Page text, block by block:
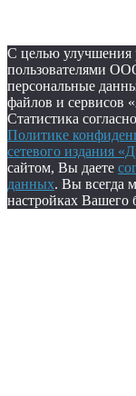
С целью улучшения
пользователями
персональные
файлов и сервисов
Статистика согласно
Политике
сетевого издания
сайтом, Вы даете
данных. Вы всегда
настройках Вашего